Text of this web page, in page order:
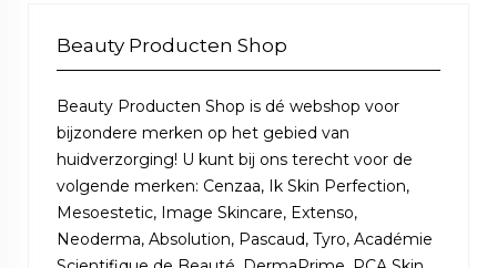
Beauty Producten Shop
Beauty Producten Shop is dé webshop voor
bijzondere merken op het gebied van
huidverzorging! U kunt bij ons terecht voor de
volgende merken: Cenzaa, Ik Skin Perfection,
Mesoestetic, Image Skincare, Extenso,
Neoderma, Absolution, Pascaud, Tyro, Académie